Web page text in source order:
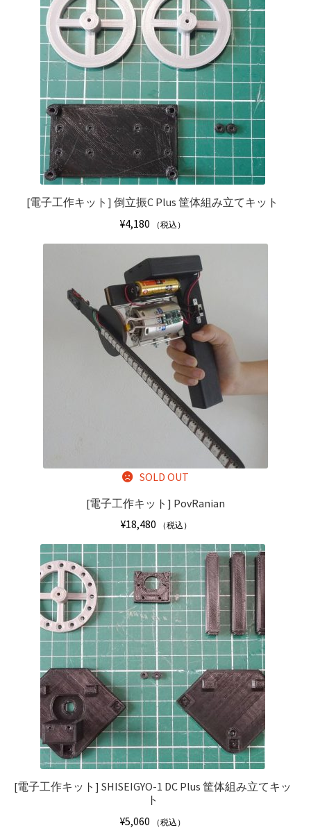
[電子工作キット]倒立振C Plus 筐体組み立てキット
¥4,180 （税込）
SOLD OUT
[電子工作キット] PovRanian
¥18,480 （税込）
[電子工作キット] SHISEIGYO-1 DC Plus 筐体組み立てキッ
ト
¥5,060 （税込）